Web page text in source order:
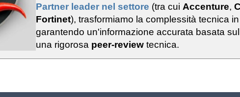
Partner leader nel settore (tra cui Accenture,
Fortinet), trasformiamo la complessità tecnica
garantendo un'informazione accurata basata
una rigorosa peer-review tecnica.